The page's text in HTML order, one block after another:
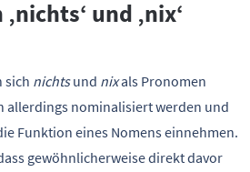
und ‚nix‘
sich nichtsund nixals Pronomen
allerdings nominalisiert werden und
Funktion eines Nomens einnehmen.
gewöhnlicherweise direkt davor